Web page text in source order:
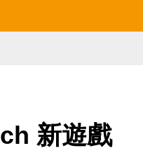
新遊戲